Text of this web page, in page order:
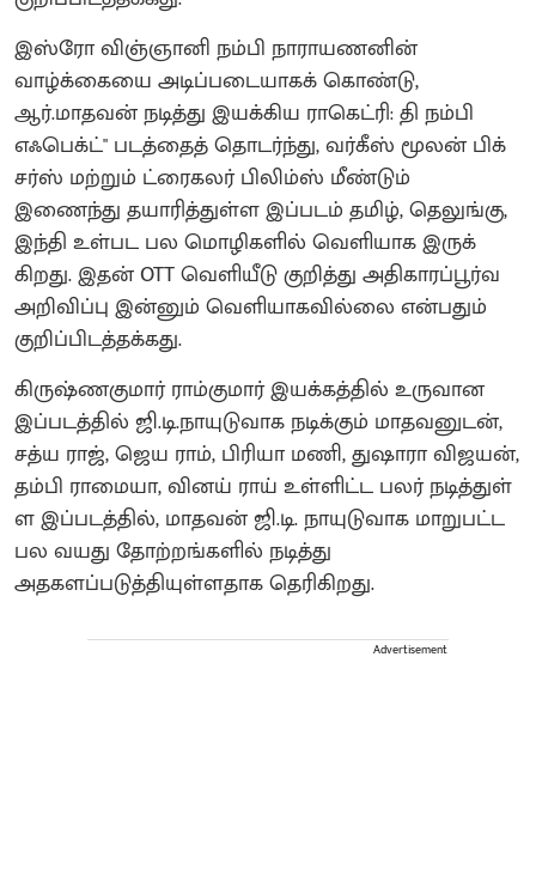
இஸ்ரோ விஞ்ஞானி நம்பி நாராயணனின்
வாழ்க்கையை அடிப்படையாகக் கொண்டு,
ஆர்.மாதவன் நடித்து இயக்கிய ராகெட்ரி: தி நம்பி
எஃபெக்ட்" படத்​தைத் தொடர்ந்​து, வர்​கீஸ் மூலன் பிக்​
சர்ஸ் மற்​றும் ட்ரைகலர் பிலிம்ஸ் மீண்​டும்
இணைந்து தயாரித்​துள்ள இப்​படம் தமிழ், தெலுங்​கு,
இந்தி உள்பட பல மொழிகளில் வெளி​யாக இருக்​
கிறது. இதன் OTT வெளியீடு குறித்து அதிகாரப்பூர்வ
அறிவிப்பு இன்னும் வெளியாகவில்லை என்பதும்
குறிப்பிடத்தக்கது.
கிருஷ்ணகுமார் ராம்குமார் இயக்கத்தில் உருவான
இப்படத்தில் ஜி.டி.​நா​யுடு​வாக நடிக்கும் மாதவனுடன்,
சத்​ய ​ராஜ், ஜெய​ ராம், பிரி​யா மணி, துஷாரா விஜயன்,
தம்பி ராமை​யா, வினய் ராய் உள்ளிட்ட பலர் நடித்​துள்​
ள இப்படத்தில், மாதவன் ஜி.டி. நாயுடுவாக மாறுபட்ட
பல வயது தோற்றங்களில் நடித்து
அதகளப்படுத்தியுள்ளதாக தெரிகிறது.
Advertisement